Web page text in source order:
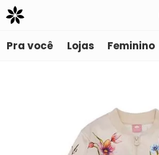
Pra você Lojas Feminino